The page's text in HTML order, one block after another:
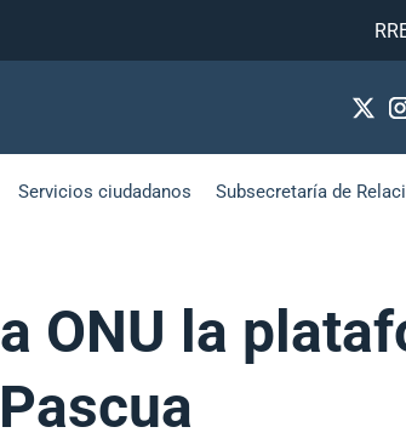
Servicios ciudadanos Subsecretaría de
ONU la